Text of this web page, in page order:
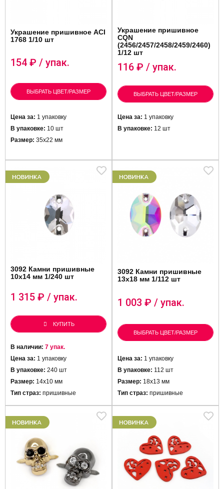
Украшение пришивное ACI
1768 1/10 шт
154 ₽ / упак.
ВЫБРАТЬ ЦВЕТ/РАЗМЕР
Цена за: 1 упаковку
В упаковке: 10 шт
Размер: 35х22 мм
Украшение пришивное
CQN
(2456/2457/2458/2459/2460)
1/12 шт
116 ₽ / упак.
ВЫБРАТЬ ЦВЕТ/РАЗМЕР
Цена за: 1 упаковку
В упаковке: 12 шт
3092 Камни пришивные
10х14 мм 1/240 шт
1 315 ₽ / упак.
КУПИТЬ
В наличии: 7 упак.
Цена за: 1 упаковку
В упаковке: 240 шт
Размер: 14х10 мм
Тип страз: пришивные
3092 Камни пришивные
13х18 мм 1/112 шт
1 003 ₽ / упак.
ВЫБРАТЬ ЦВЕТ/РАЗМЕР
Цена за: 1 упаковку
В упаковке: 112 шт
Размер: 18х13 мм
Тип страз: пришивные